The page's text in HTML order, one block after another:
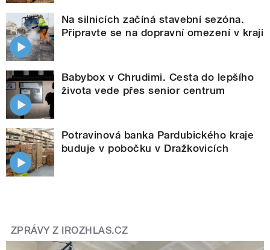
Na silnicích začíná stavební sezóna.
Připravte se na dopravní omezení v kraji
Babybox v Chrudimi. Cesta do lepšího
života vede přes senior centrum
Potravinová banka Pardubického kraje
buduje v pobočku v Dražkovicích
ZPRÁVY Z IROZHLAS.CZ